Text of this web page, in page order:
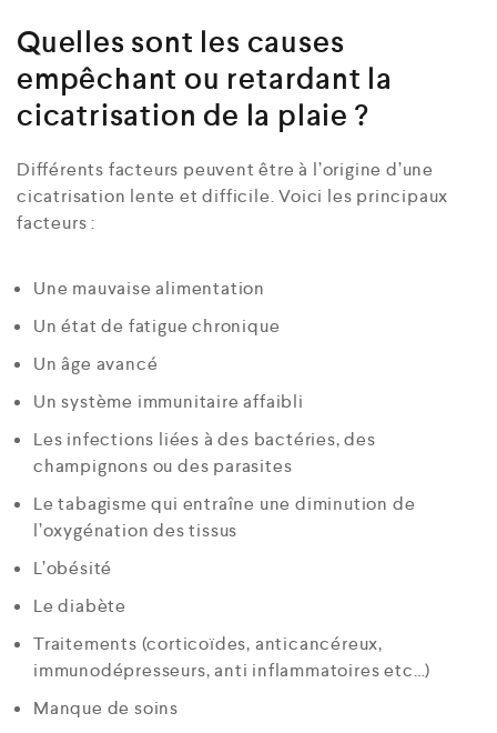
Quelles sont les causes
empêchant ou retardant la
cicatrisation de la plaie ?
Différents facteurs peuvent être à l’origine d’une
cicatrisation lente et difficile. Voici les principaux
facteurs :
Une mauvaise alimentation
Un état de fatigue chronique
Un âge avancé
Un système immunitaire affaibli
Les infections liées à des bactéries, des
champignons ou des parasites
Le tabagisme qui entraîne une diminution de
l’oxygénation des tissus
L’obésité
Le diabète
Traitements (corticoïdes, anticancéreux,
immunodépresseurs, anti inflammatoires etc…)
Manque de soins